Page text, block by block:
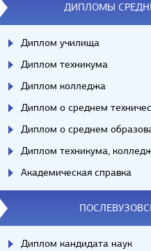
ДИПЛОМЫ
Диплом училища
Диплом техникума
Диплом колледжа
Диплом о среднем
Диплом о среднем
Диплом техникума,
Академическая справка
Диплом кандидата наук